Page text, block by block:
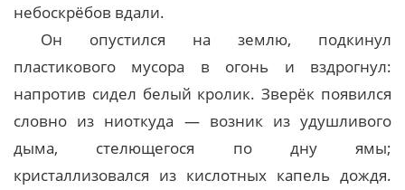
небоскрёбов вдали.
Он опустился на землю, подкинул
пластикового мусора в огонь и вздрогнул:
напротив сидел белый кролик. Зверёк появился
словно из ниоткуда — возник из удушливого
дыма, стелющегося по дну ямы;
кристаллизовался из кислотных капель дождя.